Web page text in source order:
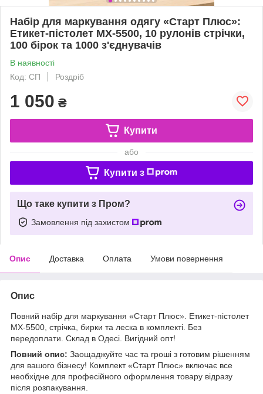
Набір для маркування одягу «Старт Плюс»:
Етикет-пістолет MX-5500, 10 рулонів стрічки,
100 бірок та 1000 з'єднувачів
В наявності
Код: СП
Роздріб
1 050 ₴
Купити
або
Купити з
Що таке купити з Пром?
Замовлення під захистом
Опис Доставка Оплата Умови повернення
Опис
Повний набір для маркування «Старт Плюс». Етикет-пістолет
MX-5500, стрічка, бирки та леска в комплекті. Без
передоплати. Склад в Одесі. Вигідний опт!
Повний опис: Заощаджуйте час та гроші з готовим рішенням
для вашого бізнесу! Комплект «Старт Плюс» включає все
необхідне для професійного оформлення товару відразу
після розпакування.